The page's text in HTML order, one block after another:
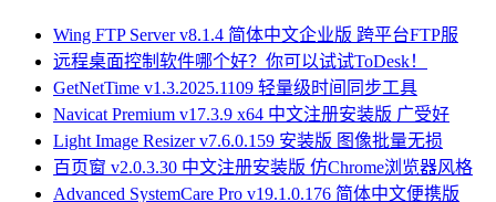
Wing FTP Server v8.1.4 简体中文企业版 跨平台FTP服
远程桌面控制软件哪个好？你可以试试ToDesk！
GetNetTime v1.3.2025.1109 轻量级时间同步工具
Navicat Premium v17.3.9 x64 中文注册安装版 广受好
Light Image Resizer v7.6.0.159 安装版 图像批量无损
百页窗 v2.0.3.30 中文注册安装版 仿Chrome浏览器风格
Advanced SystemCare Pro v19.1.0.176 简体中文便携版